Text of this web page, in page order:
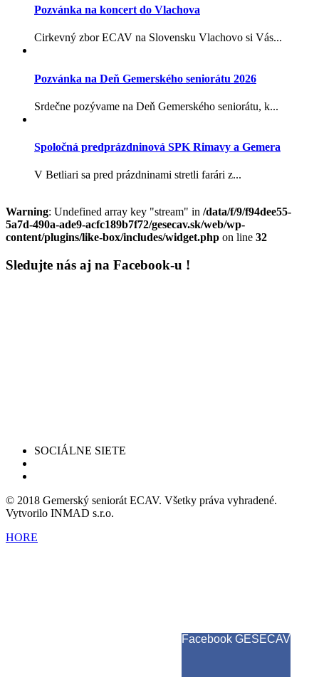
Pozvánka na koncert do Vlachova
Cirkevný zbor ECAV na Slovensku Vlachovo si Vás...
Pozvánka na Deň Gemerského seniorátu 2026
Srdečne pozývame na Deň Gemerského seniorátu, k...
Spoločná predprázdninová SPK Rimavy a Gemera
V Betliari sa pred prázdninami stretli farári z...
Warning: Undefined array key "stream" in /data/f/9/f94dee55-
5a7d-490a-ade9-acfc189b7f72/gesecav.sk/web/wp-
content/plugins/like-box/includes/widget.php on line 32
Sledujte nás aj na Facebook-u !
SOCIÁLNE SIETE
© 2018 Gemerský seniorát ECAV. Všetky práva vyhradené.
Vytvorilo INMAD s.r.o.
HORE
Facebook GESECAV